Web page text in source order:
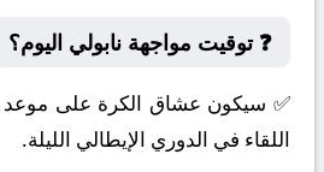
❓ توقيت مواجهة نابولي اليوم؟
✅ سيكون عشاق الكرة على موعد
اللقاء في الدوري الإيطالي الليلة.